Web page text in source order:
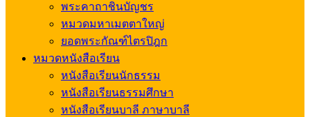
พระคาถาชินบัญชร
หมวดมหาเมตตาใหญ่
ยอดพระกัณฑ์ไตรปิฎก
หมวดหนังสือเรียน
หนังสือเรียนนักธรรม
หนังสือเรียนธรรมศึกษา
หนังสือเรียนบาลี ภาษาบาลี